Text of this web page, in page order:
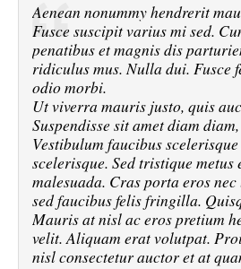
Aenean nonummy hendrerit
Fusce suscipit varius mi sed.
penatibus et magnis dis
ridiculus mus. Nulla dui. Fusce
odio morbi.
Ut viverra mauris justo, quis
Suspendisse sit amet diam
Vestibulum faucibus
scelerisque. Sed tristique metus
malesuada. Cras porta eros
sed faucibus felis fringilla.
Mauris at nisl ac eros pretium
velit. Aliquam erat volutpat.
nisl consectetur auctor et at